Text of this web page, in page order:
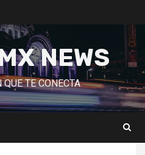
NEWS
TE CONECTA